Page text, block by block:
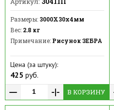
Размеры: 3000Х30х4мм
Вес: 2.8 кг
Примечание: Рисунок ЗЕБРА
Цена (за штуку):
425 руб.
В КОРЗИНУ